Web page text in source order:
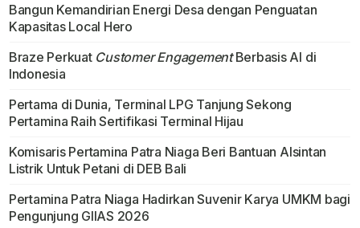
Bangun Kemandirian Energi Desa dengan Penguatan
Kapasitas Local Hero
Braze Perkuat Customer EngagementBerbasis AI di
Indonesia
Pertama di Dunia, Terminal LPG Tanjung Sekong
Pertamina Raih Sertifikasi Terminal Hijau
Komisaris Pertamina Patra Niaga Beri Bantuan Alsintan
Listrik Untuk Petani di DEB Bali
Pertamina Patra Niaga Hadirkan Suvenir Karya UMKM bagi
Pengunjung GIIAS 2026